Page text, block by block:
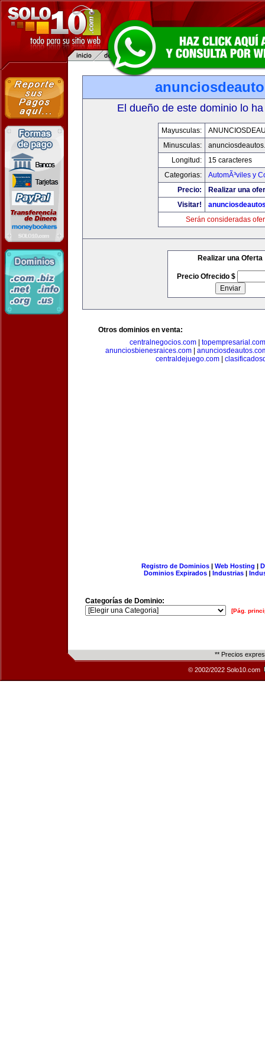
El dueño de este dominio lo
Mayusculas:
Minusculas:
Longitud:
15 caracteres
Categorias:
AutomÃ³viles y
Precio:
Realizar una
Visitar!
Serán consideradas
Realizar una Oferta
Precio Ofrecido $
Otros dominios en venta:
centralnegocios.com| topempresarial.com
anunciosbienesraices.com|
centraldejuego.com|
Registro de Dominios| Web Hosting |
Dominios Expirados | Industrias |
Categorías de Dominio:
[Pág.
** Precios
© 2002/2022 Solo10.com